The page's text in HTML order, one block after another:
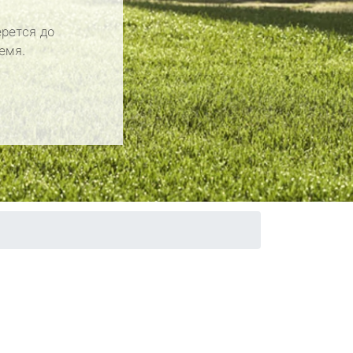
до